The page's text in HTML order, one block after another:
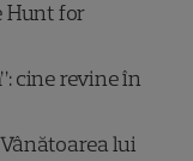
Hunt for
cine revine în
lui